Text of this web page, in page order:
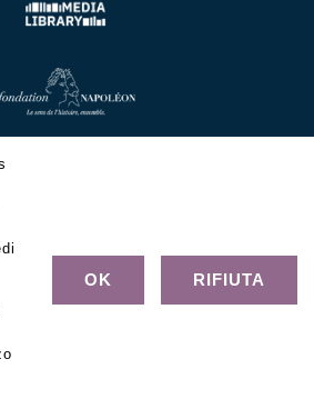
Museo Glauco Lombardi - C.F.
- Tutti i diritti riservati
OK RIFIUTA